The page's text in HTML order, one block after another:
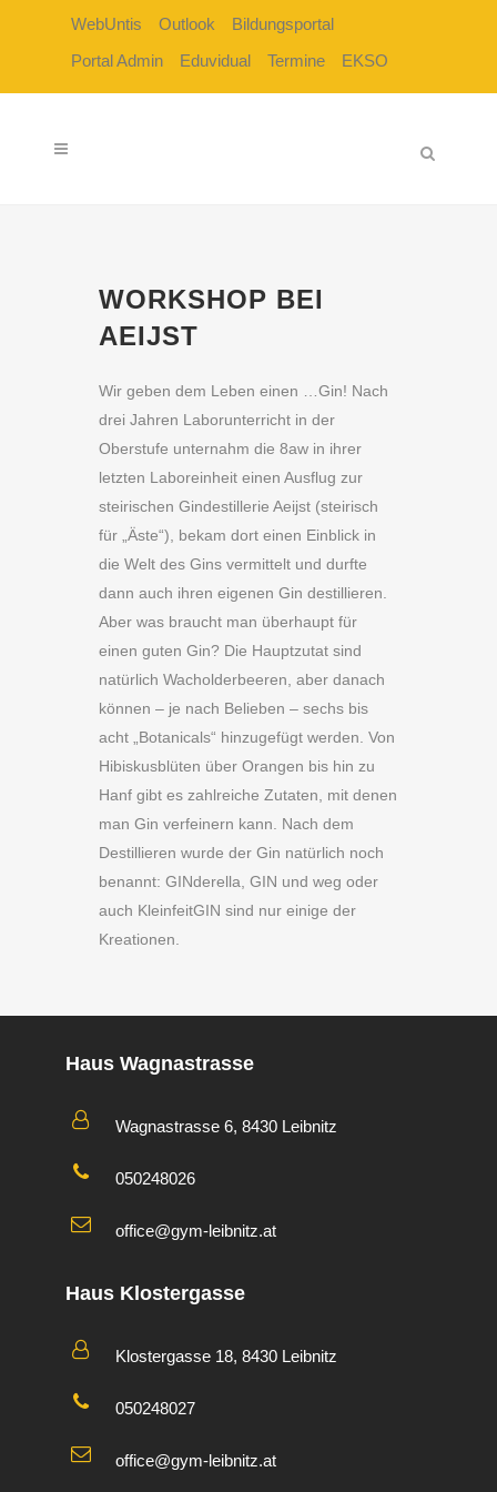
WebUntis Outlook
Bildungsportal
Portal Admin
Eduvidual Termine EKSO
WORKSHOP BEI
AEIJST
Wir geben dem Leben einen …Gin! Nach
drei Jahren Laborunterricht in der
Oberstufe unternahm die 8aw in ihrer
letzten Laboreinheit einen Ausflug zur
steirischen Gindestillerie Aeijst (steirisch
für „Äste“), bekam dort einen Einblick in
die Welt des Gins vermittelt und durfte
dann auch ihren eigenen Gin destillieren.
Aber was braucht man überhaupt für
einen guten Gin? Die Hauptzutat sind
natürlich Wacholderbeeren, aber danach
können – je nach Belieben – sechs bis
acht „Botanicals“ hinzugefügt werden. Von
Hibiskusblüten über Orangen bis hin zu
Hanf gibt es zahlreiche Zutaten, mit denen
man Gin verfeinern kann. Nach dem
Destillieren wurde der Gin natürlich noch
benannt: GINderella, GIN und weg oder
auch KleinfeitGIN sind nur einige der
Kreationen.
Haus Wagnastrasse
Wagnastrasse 6, 8430 Leibnitz
050248026
office@gym-leibnitz.at
Haus Klostergasse
Klostergasse 18, 8430 Leibnitz
050248027
office@gym-leibnitz.at